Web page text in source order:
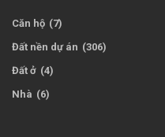
Căn hộ (7)
Đất nền dự án (306)
Đất ở (4)
Nhà (6)